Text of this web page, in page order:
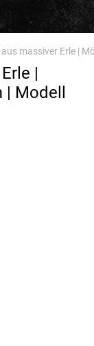
massiver Erle |
|
Modell